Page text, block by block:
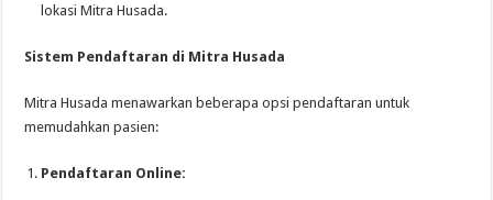
lokasi Mitra Husada.
Sistem Pendaftaran di Mitra Husada
Mitra Husada menawarkan beberapa opsi pendaftaran untuk
memudahkan pasien:
Pendaftaran Online: